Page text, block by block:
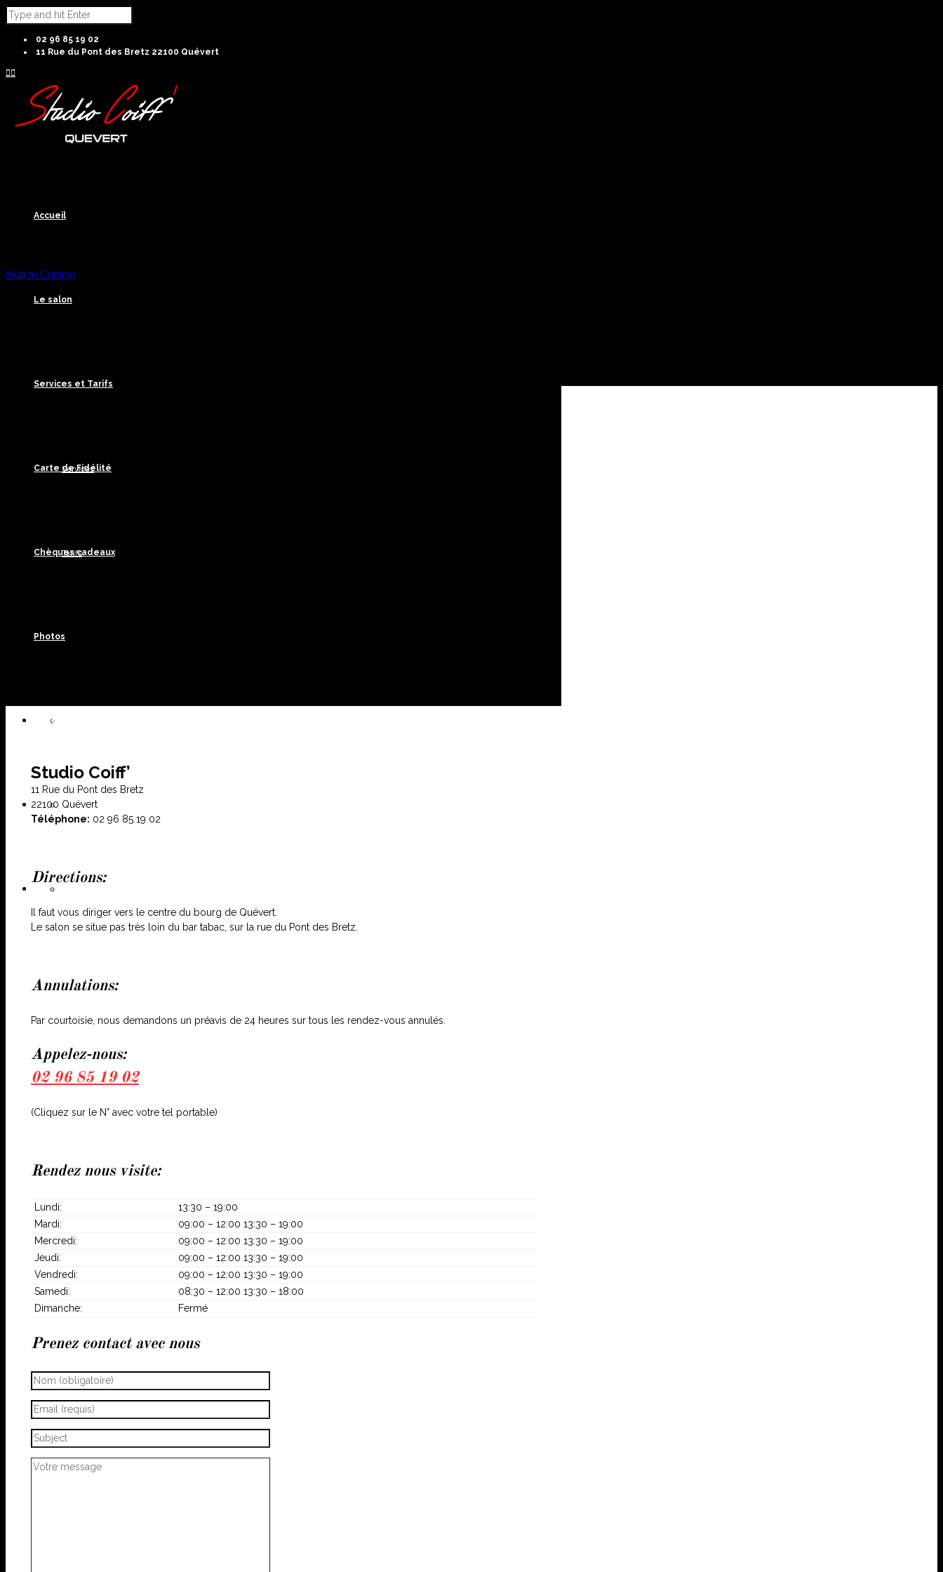
02 96 85 19 02
11 Rue du Pont des Bretz 22100 Quévert

Accueil
Le salon
Services et Tarifs
Services
Tarifs
Carte de Fidélité
Chèques cadeaux
Photos
Les vitrines
Contact
Skip to Content
Studio Coiff’
11 Rue du Pont des Bretz
22100 Quévert
Téléphone: 02 96 85 19 02
Directions:
Il faut vous diriger vers le centre du bourg de Quévert.
Le salon se situe pas très loin du bar tabac, sur la rue du Pont des Bretz.
Annulations:
Par courtoisie, nous demandons un préavis de 24 heures sur tous les rendez-vous annulés.
Appelez-nous:
02 96 85 19 02
(Cliquez sur le N° avec votre tel portable)
Rendez nous visite:
Lundi:
13:30 – 19:00
Mardi:
09:00 – 12:00 13:30 – 19:00
Mercredi:
09:00 – 12:00 13:30 – 19:00
Jeudi:
09:00 – 12:00 13:30 – 19:00
Vendredi:
09:00 – 12:00 13:30 – 19:00
Samedi:
08:30 – 12:00 13:30 – 18:00
Dimanche:
Fermé
Prenez contact avec nous